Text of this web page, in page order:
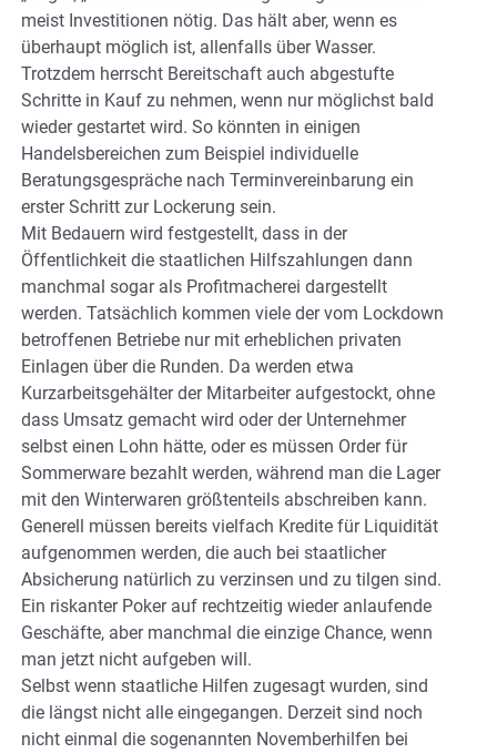
meist Investitionen nötig. Das hält aber, wenn es
überhaupt möglich ist, allenfalls über Wasser.
Trotzdem herrscht Bereitschaft auch abgestufte
Schritte in Kauf zu nehmen, wenn nur möglichst bald
wieder gestartet wird. So könnten in einigen
Handelsbereichen zum Beispiel individuelle
Beratungsgespräche nach Terminvereinbarung ein
erster Schritt zur Lockerung sein.
Mit Bedauern wird festgestellt, dass in der
Öffentlichkeit die staatlichen Hilfszahlungen dann
manchmal sogar als Profitmacherei dargestellt
werden. Tatsächlich kommen viele der vom Lockdown
betroffenen Betriebe nur mit erheblichen privaten
Einlagen über die Runden. Da werden etwa
Kurzarbeitsgehälter der Mitarbeiter aufgestockt, ohne
dass Umsatz gemacht wird oder der Unternehmer
selbst einen Lohn hätte, oder es müssen Order für
Sommerware bezahlt werden, während man die Lager
mit den Winterwaren größtenteils abschreiben kann.
Generell müssen bereits vielfach Kredite für Liquidität
aufgenommen werden, die auch bei staatlicher
Absicherung natürlich zu verzinsen und zu tilgen sind.
Ein riskanter Poker auf rechtzeitig wieder anlaufende
Geschäfte, aber manchmal die einzige Chance, wenn
man jetzt nicht aufgeben will.
Selbst wenn staatliche Hilfen zugesagt wurden, sind
die längst nicht alle eingegangen. Derzeit sind noch
nicht einmal die sogenannten Novemberhilfen bei